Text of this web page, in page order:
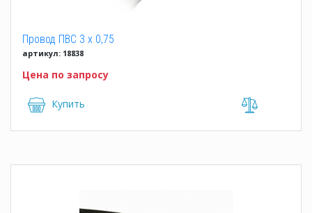
Провод ПВС 3 x 0,75
артикул: 18838
Цена по запросу
Купить